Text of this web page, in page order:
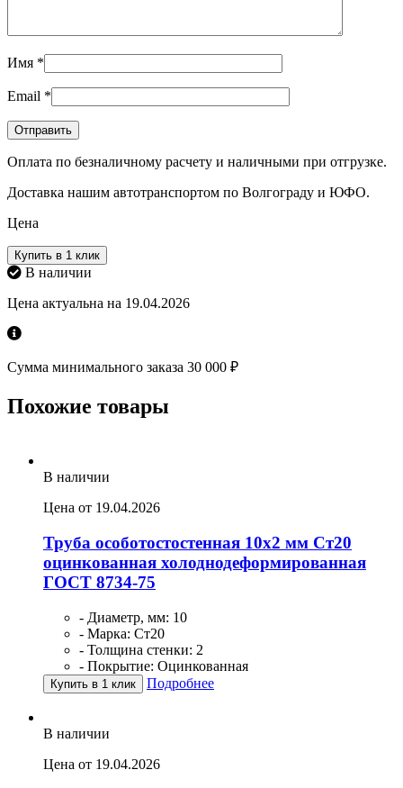
Имя *
Email *
Оплата по безналичному расчету и наличными при отгрузке.
Доставка нашим автотранспортом по Волгограду и ЮФО.
Цена
Купить в 1 клик
В наличии
Цена актуальна на 19.04.2026
Сумма минимального заказа 30 000 ₽
Похожие товары
В наличии
Цена от 19.04.2026
Труба особотостостенная 10х2 мм Ст20
оцинкованная холоднодеформированная
ГОСТ 8734-75
- Диаметр, мм: 10
- Марка: Ст20
- Толщина стенки: 2
- Покрытие: Оцинкованная
Купить в 1 клик Подробнее
В наличии
Цена от 19.04.2026